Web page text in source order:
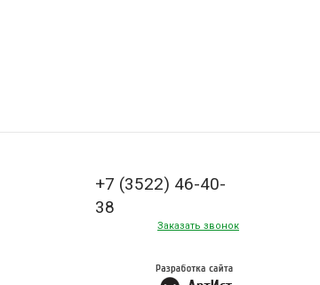
+7 (3522) 46-40-
38
Заказать звонок